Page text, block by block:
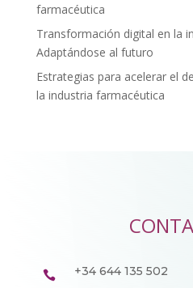
farmacéutica
Transformación digital en la
Adaptándose al futuro
Estrategias para acelerar el
la industria farmacéutica
 +34 644 135 502